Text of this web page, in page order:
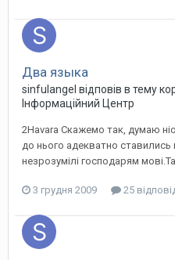
Два языка
sinfulangel відповів в тему
Інформаційний Центр
2Havara Скажемо так, думаю
до нього адекватно ставились
незрозумілі господарям
3 грудня 2009 25